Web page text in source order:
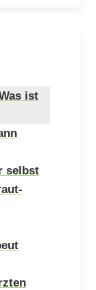
ist
selbst